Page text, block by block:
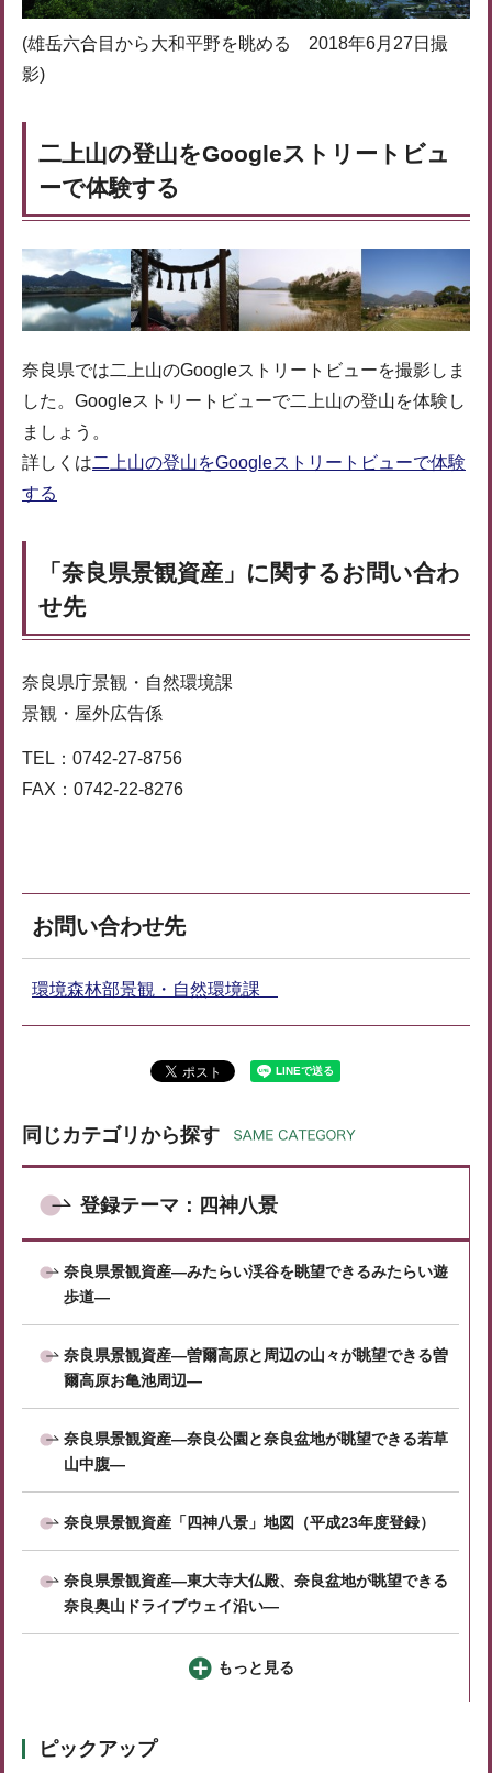
(雄岳六合目から大和平野を眺める 2018年6月27日撮
影)
二上山の登山をGoogleストリートビュ
ーで体験する
奈良県では二上山のGoogleストリートビューを撮影しま
した。Googleストリートビューで二上山の登山を体験し
ましょう。
詳しくは二上山の登山をGoogleストリートビューで体験
する
「奈良県景観資産」に関するお問い合わ
せ先
奈良県庁景観・自然環境課
景観・屋外広告係
TEL：0742-27-8756
FAX：0742-22-8276
お問い合わせ先
環境森林部景観・自然環境課
同じカテゴリから探す
登録テーマ：四神八景
奈良県景観資産―みたらい渓谷を眺望できるみたらい遊
歩道―
奈良県景観資産―曽爾高原と周辺の山々が眺望できる曽
爾高原お亀池周辺―
奈良県景観資産―奈良公園と奈良盆地が眺望できる若草
山中腹―
奈良県景観資産「四神八景」地図（平成23年度登録）
奈良県景観資産―東大寺大仏殿、奈良盆地が眺望できる
奈良奥山ドライブウェイ沿い―
もっと見る
ピックアップ